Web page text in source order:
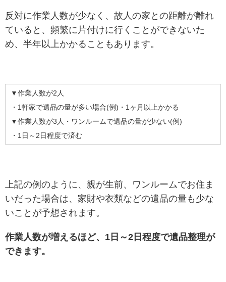
反対に作業人数が少なく、故人の家との距離が離れ
ていると、頻繁に片付けに行くことができないた
め、半年以上かかることもあります。
▼作業人数が2人
・1軒家で遺品の量が多い場合(例)・1ヶ月以上かかる
▼作業人数が3人・ワンルームで遺品の量が少ない(例)
・1日～2日程度で済む
上記の例のように、親が生前、ワンルームでお住ま
いだった場合は、家財や衣類などの遺品の量も少な
いことが予想されます。
作業人数が増えるほど、1日～2日程度で遺品整理が
できます。